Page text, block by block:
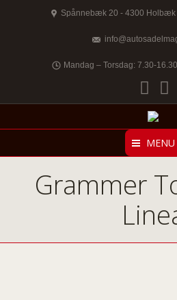
Spånnebæk 20 - 4300 Holbæk
Mandag – Torsdag: 7.30-
MENU
Grammer